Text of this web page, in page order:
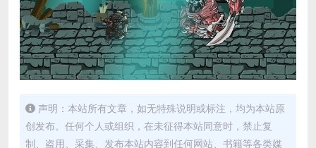
声明：本站所有文章，如无特殊说明或标注，均为本站原
创发布。任何个人或组织，在未征得本站同意时，禁止复
制、盗用、采集、发布本站内容到任何网站、书籍等各类媒